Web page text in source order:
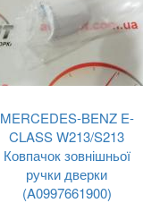
MERCEDES-BENZ E-
CLASS W213/S213
Ковпачок зовнішньої
ручки дверки
(A0997661900)